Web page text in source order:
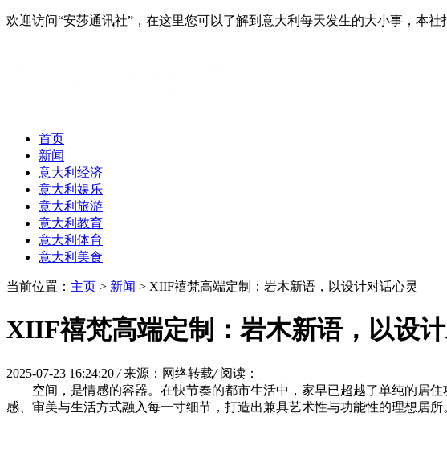
欢迎访问“安莎通讯社”，在这里您可以了解到意大利每天发生的大小事，本
首页
新闻
意大利经济
意大利娱乐
意大利旅游
意大利教育
意大利体育
意大利美食
当前位置： 主页 > 新闻 > XIIF禧梵高端定制：岩木新语，以设计对话心灵
XIIF禧梵高端定制：岩木新语，以设
2025-07-23 16:24:20 / 来源：网络转载/ 阅读：
空间，是情感的容器。在快节奏的都市生活中，家早已超越了单纯的居
感、审美与生活方式融入每一寸细节，打造出兼具艺术性与功能性的理想居